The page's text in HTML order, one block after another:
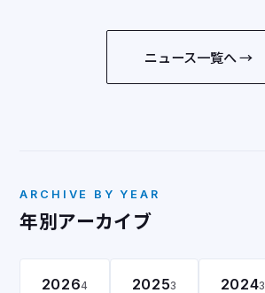
ニュース一覧へ →
ARCHIVE BY YEAR
年別アーカイブ
20264 20253 20243